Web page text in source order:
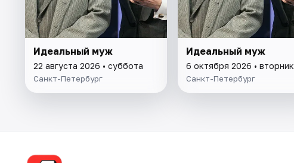
Идеальный муж
22 августа 2026 • суббота
Санкт-Петербург
Идеальный муж
6 октября 2026 • вторник
Санкт-Петербург